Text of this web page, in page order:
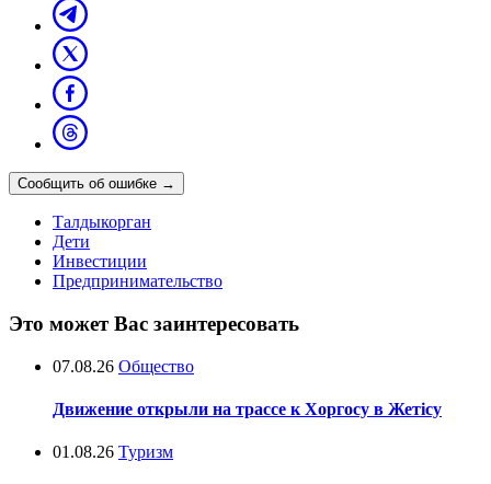
Сообщить об ошибке →
Талдыкорган
Дети
Инвестиции
Предпринимательство
Это может Вас заинтересовать
07.08.26 Общество
Движение открыли на трассе к Хоргосу в Жетісу
01.08.26 Туризм